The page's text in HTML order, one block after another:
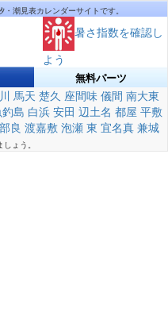
潮見表カレンダーサイトです。
暑さ指数を確認し
よう
無料パーツ
馬天 楚久 座間味 儀間 南大東
島 白浜 安田 辺土名 都屋 平敷
良 渡嘉敷 泡瀬 東 宜名真 兼城
ょう。